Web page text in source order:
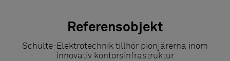
Referensobjekt
Schulte-Elektrotechnik tillhör pionjärerna inom
innovativ kontorsinfrastruktur